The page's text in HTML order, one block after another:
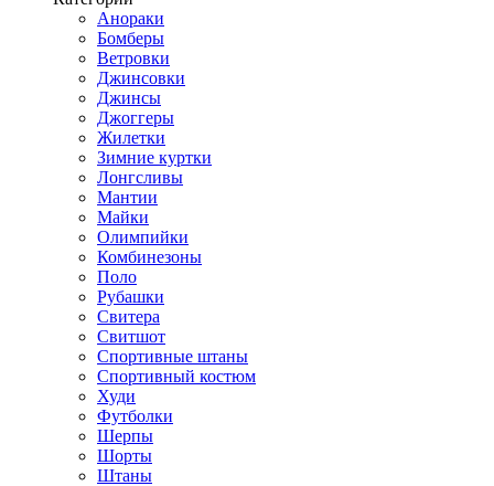
Анораки
Бомберы
Ветровки
Джинсовки
Джинсы
Джоггеры
Жилетки
Зимние куртки
Лонгсливы
Мантии
Майки
Олимпийки
Комбинезоны
Поло
Рубашки
Свитера
Свитшот
Спортивные штаны
Спортивный костюм
Худи
Футболки
Шерпы
Шорты
Штаны